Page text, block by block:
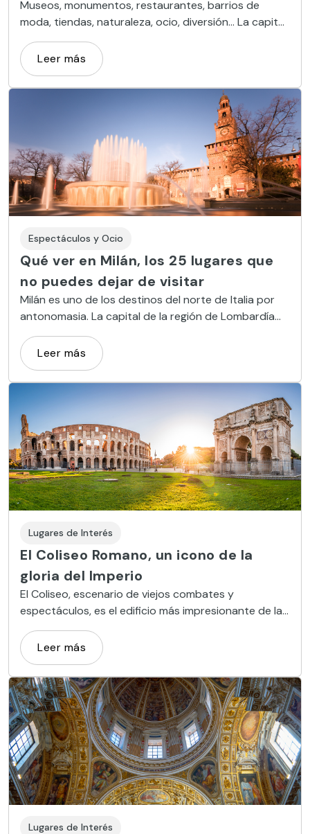
Museos, monumentos, restaurantes, barrios de
moda, tiendas, naturaleza, ocio, diversión… La capital
de Italia se muestra al visitante hermosa y abierta
Leer más
Espectáculos y Ocio
Qué ver en Milán, los 25 lugares que
no puedes dejar de visitar
Milán es uno de los destinos del norte de Italia por
antonomasia. La capital de la región de Lombardía
alberga monumentos icónicos como el Duomo, su
catedral; obras de arte como La última cena, de
Leonorda Da Vinci; y edificios culturales
emblemáticos, como el teatro de La Scala.
Leer más
Lugares de Interés
El Coliseo Romano, un icono de la
gloria del Imperio
El Coliseo, escenario de viejos combates y
espectáculos, es el edificio más impresionante de la
Roma clásica. Una visita que no debes perderte.
Leer más
Lugares de Interés